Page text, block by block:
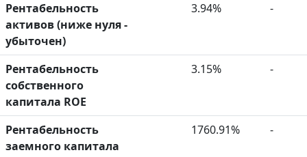
Рентабельность
активов (ниже нуля -
убыточен)
3.94% -
Рентабельность
собственного
капитала ROE
3.15% -
Рентабельность
заемного капитала
1760.91% -